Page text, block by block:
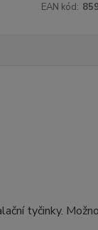
EAN kód:
tyčinky.